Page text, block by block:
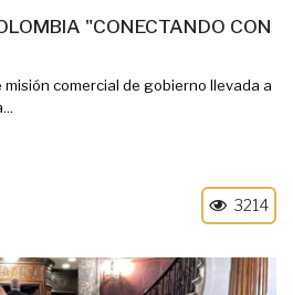
"CONECTANDO CON
comercial de gobierno llevada a
3214